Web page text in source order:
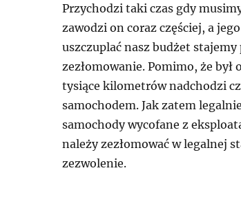
Przychodzi taki czas gdy
zawodzi on coraz częściej, a
uszczuplać nasz budżet
zezłomowanie. Pomimo, że
tysiące kilometrów nadchodzi
samochodem. Jak zatem
samochody wycofane z
należy zezłomować w legalnej
zezwolenie.